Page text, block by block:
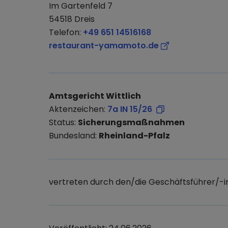
Im Gartenfeld 7
54518 Dreis
Telefon: +49 651 14516168
restaurant-yamamoto.de
Amtsgericht Wittlich
Aktenzeichen: 7a IN 15/26
Status: Sicherungsmaßnahmen
Bundesland: Rheinland-Pfalz
vertreten durch den/die Geschäftsführer/-